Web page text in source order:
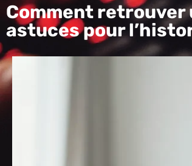
Comment retrouver
astuces pour